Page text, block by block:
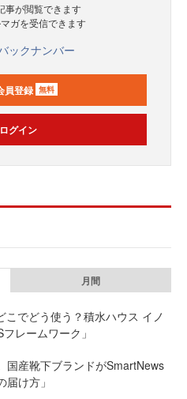
事が閲覧できます
ガを受信できます
ックナンバー
員登録 無料
ログイン
月間
でどう使う？積水ハウス イノ
レームワーク」
国産靴下ブランドがSmartNews
け方」